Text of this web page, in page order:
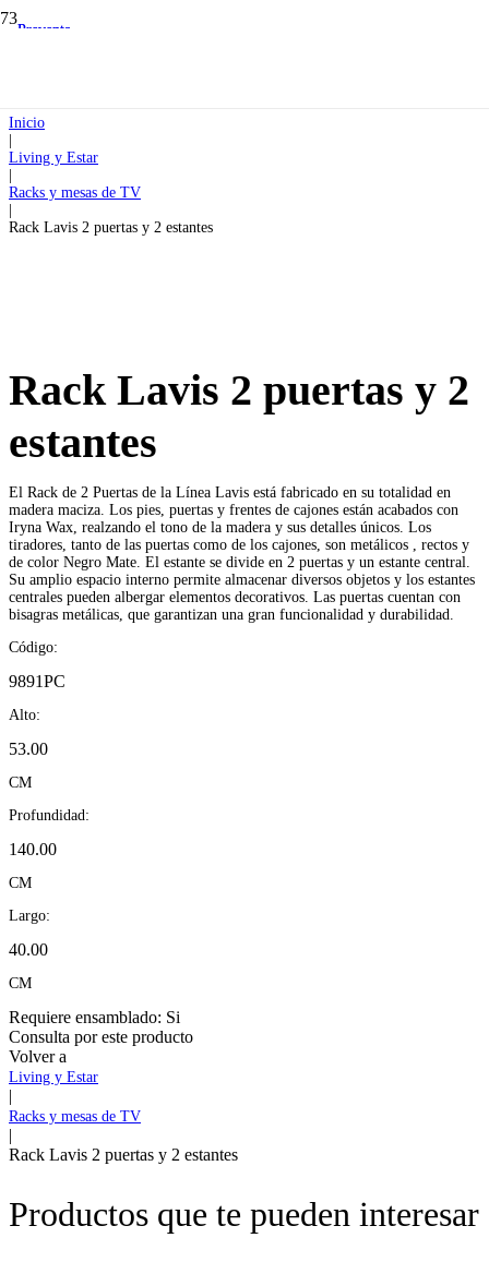
Inicio
|
Living y Estar
|
Racks y mesas de TV
|
Rack Lavis 2 puertas y 2 estantes
Rack Lavis 2 puertas y 2
estantes
El Rack de 2 Puertas de la Línea Lavis está fabricado en su totalidad en
madera maciza. Los pies, puertas y frentes de cajones están acabados con
Iryna Wax, realzando el tono de la madera y sus detalles únicos. Los
tiradores, tanto de las puertas como de los cajones, son metálicos , rectos y
de color Negro Mate. El estante se divide en 2 puertas y un estante central.
Su amplio espacio interno permite almacenar diversos objetos y los estantes
centrales pueden albergar elementos decorativos. Las puertas cuentan con
bisagras metálicas, que garantizan una gran funcionalidad y durabilidad.
Código:
9891PC
Alto:
53.00
CM
Profundidad:
140.00
CM
Largo:
40.00
CM
Requiere ensamblado: Si
Consulta por este producto
Volver a
Living y Estar
|
Racks y mesas de TV
|
Rack Lavis 2 puertas y 2 estantes
Productos que te pueden interesar
Preventa
Preventa